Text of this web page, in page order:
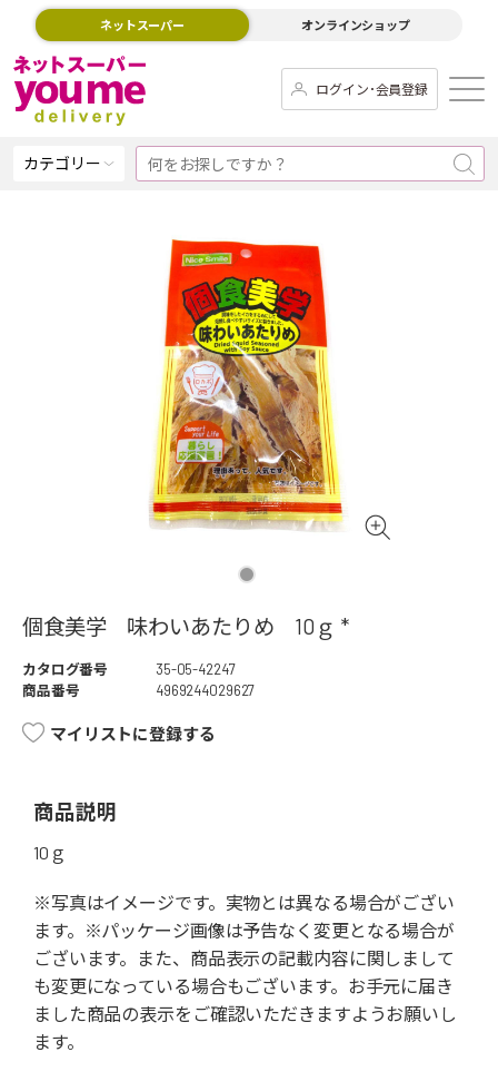
ネットスーパー オンラインショップ
ログイン･会員登録
カテゴリー
個食美学 味わいあたりめ 10ｇ *
カタログ番号
35-05-42247
商品番号
4969244029627
マイリストに登録する
商品説明
10ｇ
※写真はイメージです。実物とは異なる場合がござい
ます。※パッケージ画像は予告なく変更となる場合が
ございます。また、商品表示の記載内容に関しまして
も変更になっている場合もございます。お手元に届き
ました商品の表示をご確認いただきますようお願いし
ます。